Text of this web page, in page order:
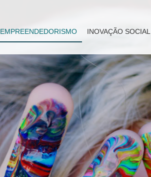
EMPREENDEDORISMO INOVAÇÃO SOCIAL